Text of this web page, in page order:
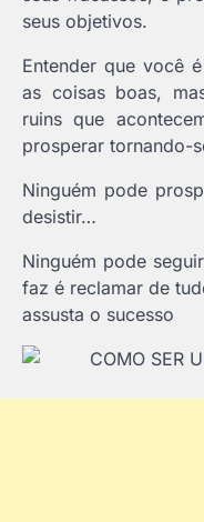
seus objetivos.
Entender que você
as coisas boas,
ruins que
prosperar tornando-
Ninguém pode
desistir…
Ninguém pode
faz é reclamar de
assusta o sucesso